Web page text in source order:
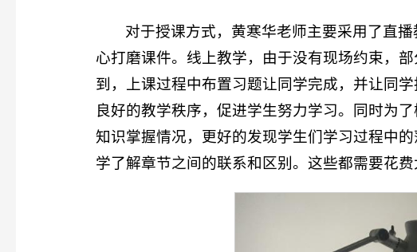
对于授课方式，黄寒华老师主要采用了直
心打磨课件。线上教学，由于没有现场约束，
到，上课过程中布置习题让同学完成，并让同
良好的教学秩序，促进学生努力学习。同时为
知识掌握情况，更好的发现学生们学习过程中
学了解章节之间的联系和区别。这些都需要花